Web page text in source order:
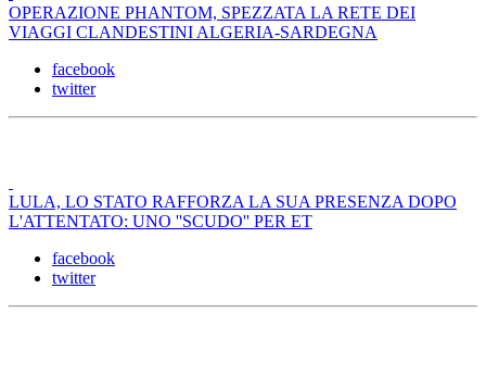
OPERAZIONE PHANTOM, SPEZZATA LA RETE DEI
VIAGGI CLANDESTINI ALGERIA-SARDEGNA
facebook
twitter
LULA, LO STATO RAFFORZA LA SUA PRESENZA DOPO
L'ATTENTATO: UNO ''SCUDO'' PER ET
facebook
twitter